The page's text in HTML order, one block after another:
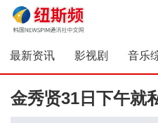
最新资讯 影视剧 音乐
金秀贤31日下午就